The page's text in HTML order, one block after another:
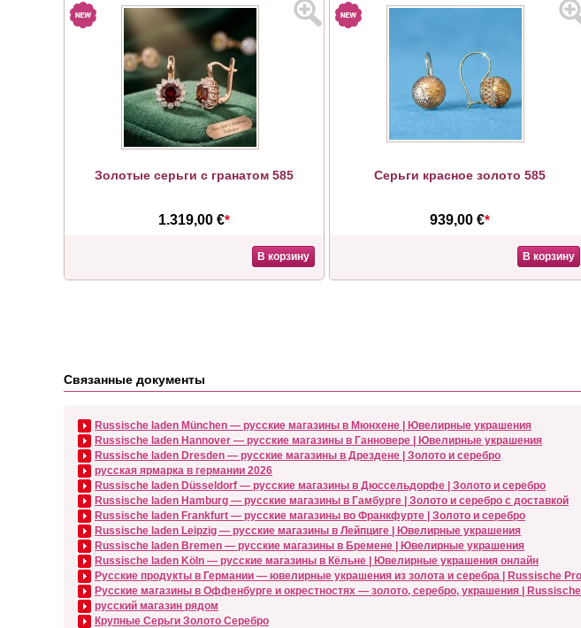
Золотые серьги с гранатом 585
1.319,00 €*
В корзину
Серьги красное золото 585
939,00 €*
В корзину
Связанные документы
Russische laden München — русские магазины в Мюнхене | Ювелирные украшения
Russische laden Hannover — русские магазины в Ганновере | Ювелирные украшения
Russische laden Dresden — русские магазины в Дрездене | Золото и серебро
русская ярмарка в германии 2026
Russische laden Düsseldorf — русские магазины в Дюссельдорфе | Золото и серебро
Russische laden Hamburg — русские магазины в Гамбурге | Золото и серебро с доставкой
Russische laden Frankfurt — русские магазины во Франкфурте | Золото и серебро
Russische laden Leipzig — русские магазины в Лейпциге | Ювелирные украшения
Russische laden Bremen — русские магазины в Бремене | Ювелирные украшения
Russische laden Köln — русские магазины в Кёльне | Ювелирные украшения онлайн
Русские продукты в Германии — ювелирные украшения из золота и серебра | Russische
Русские магазины в Оффенбурге и окрестностях — золото, серебро, украшения |
русский магазин рядом
Крупные Серьги Золото Серебро